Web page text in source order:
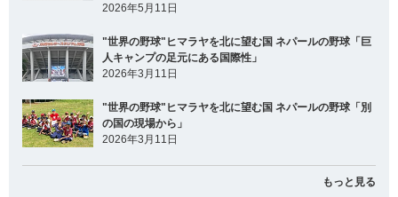
2026年5月11日
"世界の野球"ヒマラヤを北に望む国 ネパールの野球「巨
人キャンプの足元にある国際性」
2026年3月11日
"世界の野球"ヒマラヤを北に望む国 ネパールの野球「別
の国の現場から」
2026年3月11日
もっと見る